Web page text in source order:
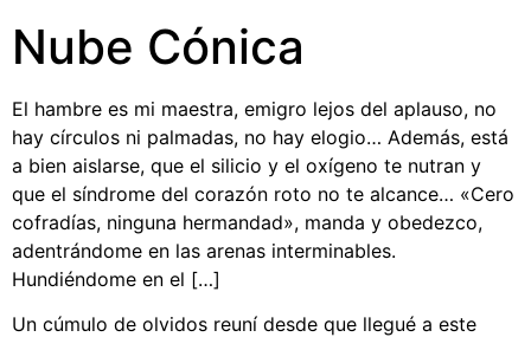
Nube Cónica
El hambre es mi maestra, emigro lejos del aplauso, no
hay círculos ni palmadas, no hay elogio… Además, está
a bien aislarse, que el silicio y el oxígeno te nutran y
que el síndrome del corazón roto no te alcance… «Cero
cofradías, ninguna hermandad», manda y obedezco,
adentrándome en las arenas interminables.
Hundiéndome en el […]
Un cúmulo de olvidos reuní desde que llegué a este